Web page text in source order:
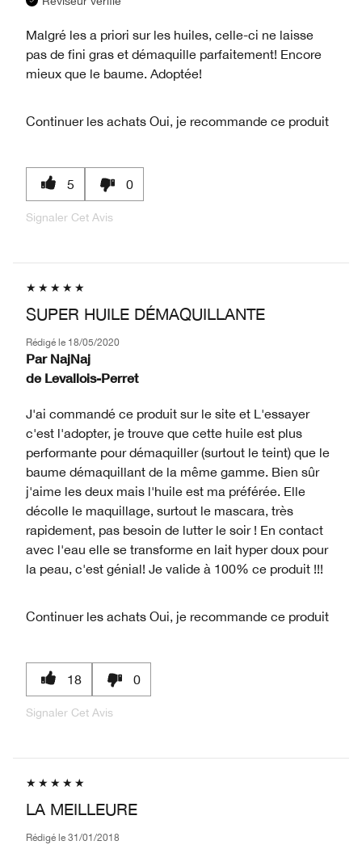
Malgré les a priori sur les huiles, celle-ci ne laisse
pas de fini gras et démaquille parfaitement! Encore
mieux que le baume. Adoptée!
Continuer les achats Oui, je recommande ce produit
5 0
Signaler Cet Avis
SUPER HUILE DÉMAQUILLANTE
Rédigé le 18/05/2020
Par NajNaj
de Levallois-Perret
J'ai commandé ce produit sur le site et L'essayer
c'est l'adopter, je trouve que cette huile est plus
performante pour démaquiller (surtout le teint) que le
baume démaquillant de la même gamme. Bien sûr
j'aime les deux mais l'huile est ma préférée. Elle
décolle le maquillage, surtout le mascara, très
rapidement, pas besoin de lutter le soir ! En contact
avec l'eau elle se transforme en lait hyper doux pour
la peau, c'est génial! Je valide à 100% ce produit !!!
Continuer les achats Oui, je recommande ce produit
18 0
Signaler Cet Avis
LA MEILLEURE
Rédigé le 31/01/2018